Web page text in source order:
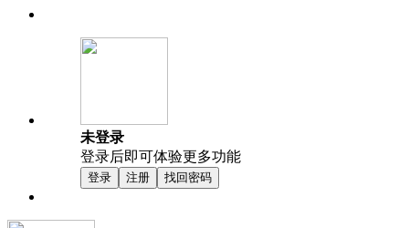
未登录
登录后即可体验更多功能
登录 注册 找回密码